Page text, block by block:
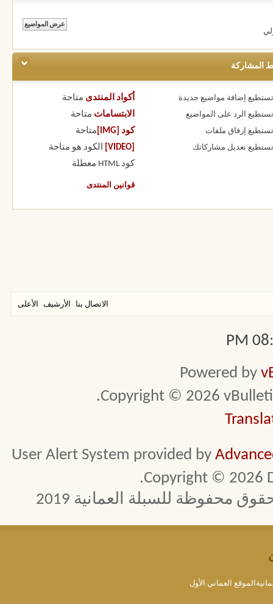
المشاركة
تستطيع إضافة مواضيع جديدة
تستطيع الرد على المواضيع
تستطيع إرفاق ملفات
تستطيع تعديل مشاركاتك
أكواد المنتدى متاحة
الابتسامات متاحة
كود [IMG]
متاحة
الكود هو متاحة
كود HTML
معطلة
قوانين المنتدى
الاتصال بنا الأرشيف الأعلى
Powered by
Copyright © 2026
User Alert System provided by
Copyright © 2026
محفوظة للسبلة العمانية 2019
العماني الأول